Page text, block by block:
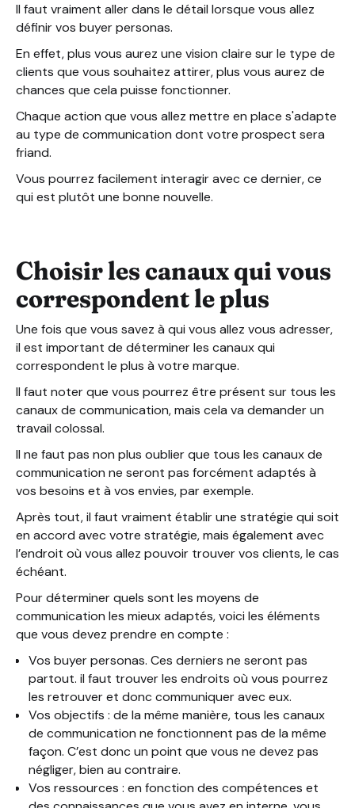
Il faut vraiment aller dans le détail lorsque vous allez
définir vos buyer personas.
En effet, plus vous aurez une vision claire sur le type de
clients que vous souhaitez attirer, plus vous aurez de
chances que cela puisse fonctionner.
Chaque action que vous allez mettre en place s'adapte
au type de communication dont votre prospect sera
friand.
Vous pourrez facilement interagir avec ce dernier, ce
qui est plutôt une bonne nouvelle.
Choisir les canaux qui vous
correspondent le plus
Une fois que vous savez à qui vous allez vous adresser,
il est important de déterminer les canaux qui
correspondent le plus à votre marque.
Il faut noter que vous pourrez être présent sur tous les
canaux de communication, mais cela va demander un
travail colossal.
Il ne faut pas non plus oublier que tous les canaux de
communication ne seront pas forcément adaptés à
vos besoins et à vos envies, par exemple.
Après tout, il faut vraiment établir une stratégie qui soit
en accord avec votre stratégie, mais également avec
l’endroit où vous allez pouvoir trouver vos clients, le cas
échéant.
Pour déterminer quels sont les moyens de
communication les mieux adaptés, voici les éléments
que vous devez prendre en compte :
Vos buyer personas. Ces derniers ne seront pas
partout. il faut trouver les endroits où vous pourrez
les retrouver et donc communiquer avec eux.
Vos objectifs : de la même manière, tous les canaux
de communication ne fonctionnent pas de la même
façon. C’est donc un point que vous ne devez pas
négliger, bien au contraire.
Vos ressources : en fonction des compétences et